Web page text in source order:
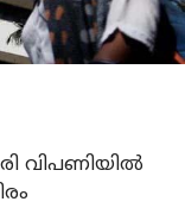
വിപണിയില്‍